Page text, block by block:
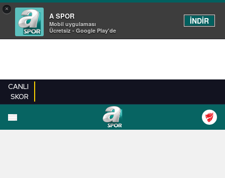
×
A SPOR
Mobil uygulaması
Ücretsiz - Google Play'de
İNDİR
CANLI
SKOR
EN YENILER